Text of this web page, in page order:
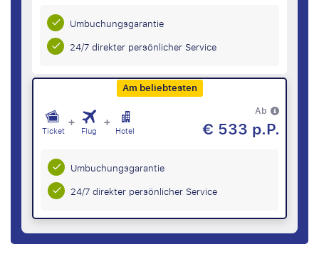
Umbuchungsgarantie
24/7 direkter persönlicher Service
Am beliebtesten
Ticket + Flug + Hotel
Ab
€ 533 p.P.
Umbuchungsgarantie
24/7 direkter persönlicher Service